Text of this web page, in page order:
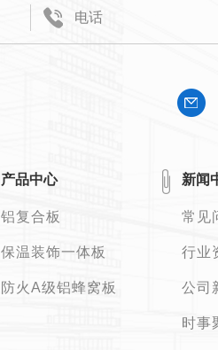
产品中心
铝复合板
保温装饰一体板
防火A级铝蜂窝板
新闻
常见
行业
公司
时事